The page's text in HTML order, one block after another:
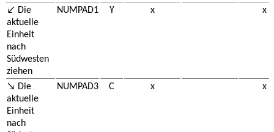
↙ Die
aktuelle
Einheit
nach
Südwesten
ziehen
NUMPAD1 Y x x
↘ Die
aktuelle
Einheit
nach
NUMPAD3 C x x